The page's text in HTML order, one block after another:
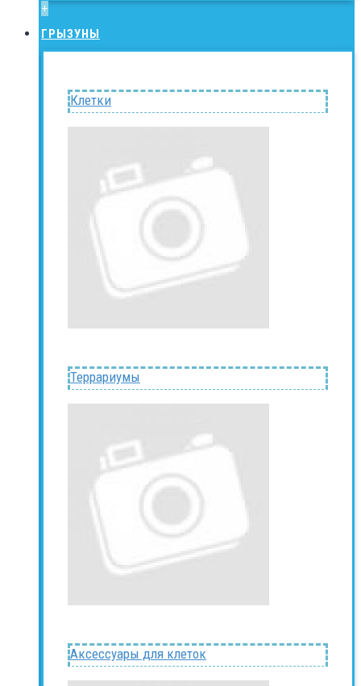
+
ГРЫЗУНЫ
Клетки
Террариумы
Аксессуары для клеток